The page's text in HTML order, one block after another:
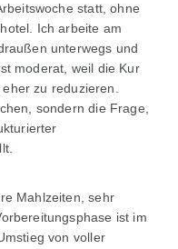
statt, ohne
Ich arbeite am
unterwegs und
moderat, weil die Kur
zu reduzieren.
sondern die Frage,
Mahlzeiten, sehr
ist im
von voller